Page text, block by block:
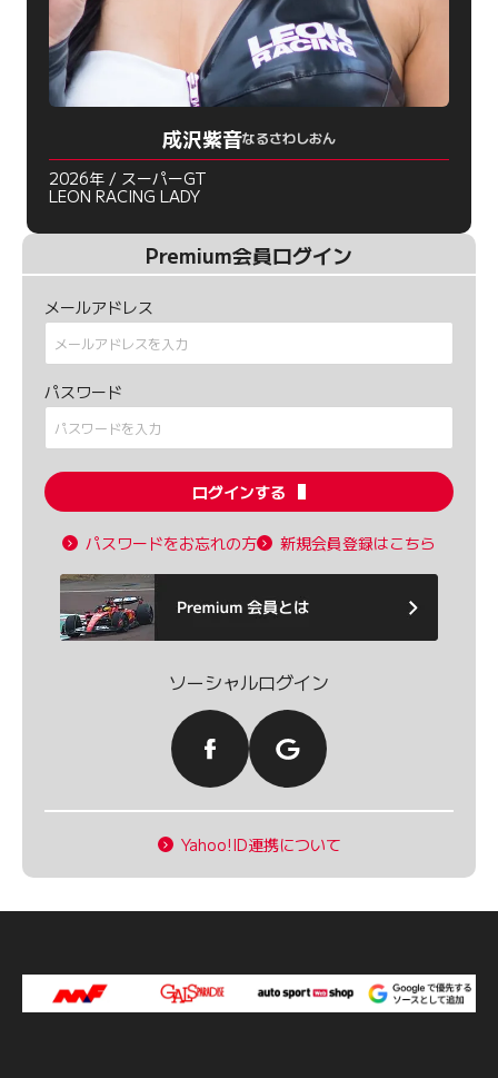
成沢紫音なるさわしおん
2026年 / スーパーGT
LEON RACING LADY
Premium会員ログイン
メールアドレス
パスワード
ログインする
パスワードをお忘れの方 新規会員登録はこちら
ソーシャルログイン
Yahoo!ID連携について